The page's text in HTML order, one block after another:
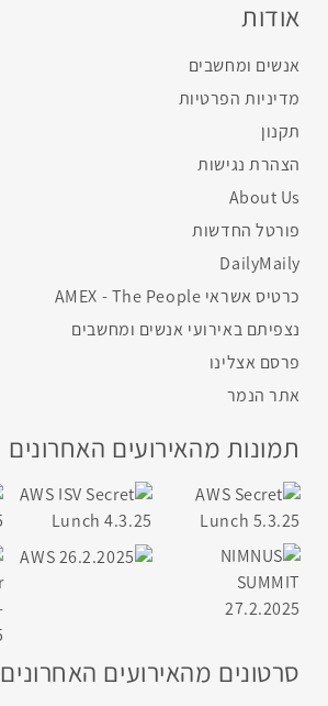
אודות
אנשים ומחשבים
מדיניות הפרטיות
תקנון
הצהרת נגישות
About Us
פורטל החדשות
DailyMaily
כרטיס אשראי AMEX - The People
נצפיתם באירועי אנשים ומחשבים
פרסם אצלינו
אתר הנמר
תמונות מהאירועים האחרונים
סרטונים מהאירועים האחרונים